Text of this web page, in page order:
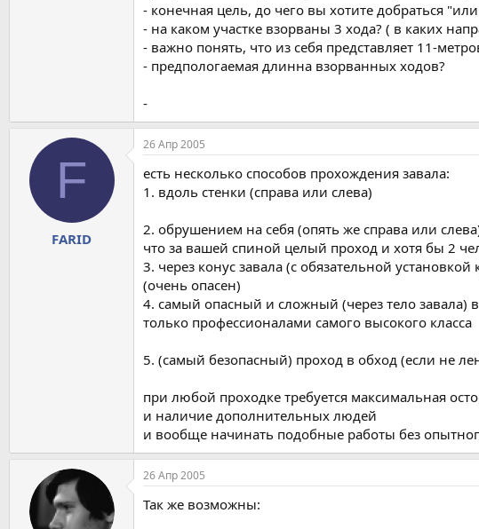
- конечная цель, до чего вы хотите добраться
- на каком участке взорваны 3 хода? ( в каких
- важно понять, что из себя представляет 11-
- предпологаемая длинна взорванных ходов?
-
F
FARID
26 Апр 2005
есть несколько способов прохождения завала:
1. вдоль стенки (справа или слева)
2. обрушением на себя (опять же справа или
что за вашей спиной целый проход и хотя бы 2
3. через конус завала (с обязательной установкой
(очень опасен)
4. самый опасный и сложный (через тело завала)
только профессионалами самого высокого класса
5. (самый безопасный) проход в обход (если не
при любой проходке требуется максимальная
и наличие дополнительных людей
и вообще начинать подобные работы без
26 Апр 2005
Так же возможны: